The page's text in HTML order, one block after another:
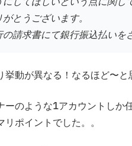
とうございます。
請求書にて銀行振込払いを
動が異なる！なるほど〜と
ーのような1アカウントし
ポイントでした。。